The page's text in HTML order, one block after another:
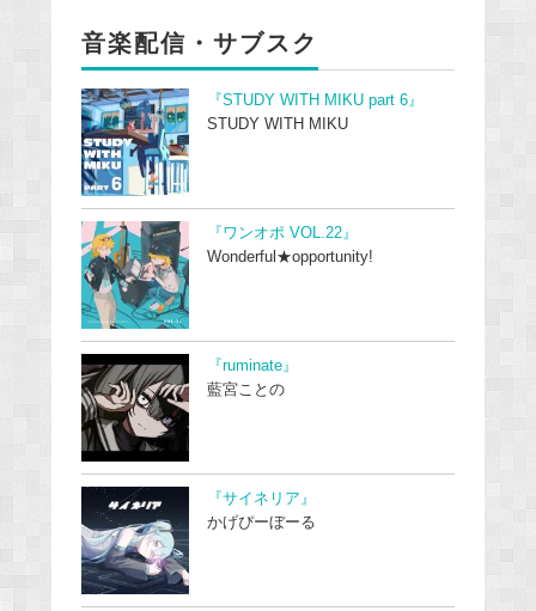
音楽配信・サブスク
『STUDY WITH MIKU part 6』
STUDY WITH MIKU
『ワンオポ VOL.22』
Wonderful★opportunity!
『ruminate』
藍宮ことの
『サイネリア』
かげぴーぼーる